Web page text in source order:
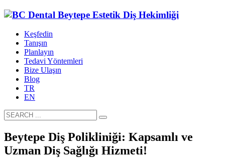
Keşfedin
Tanışın
Planlayın
Tedavi Yöntemleri
Bize Ulaşın
Blog
TR
EN
Beytepe Diş Polikliniği: Kapsamlı ve
Uzman Diş Sağlığı Hizmeti!